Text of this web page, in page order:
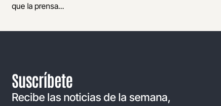
que la prensa...
Suscríbete
Recibe las noticias de la semana,